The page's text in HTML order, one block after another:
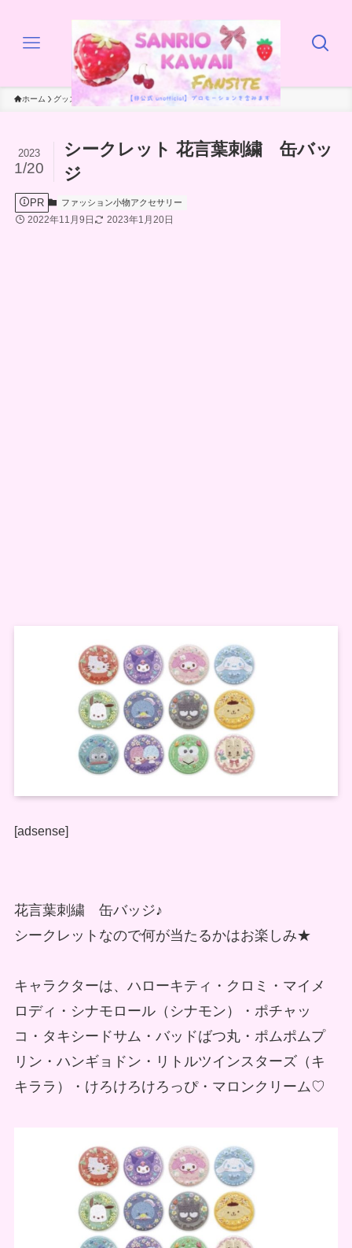
ホーム グッズ ファッション小物アクセサリー
シークレット 花言葉刺繍 缶バッ
ジ
2023
1/20
PR ファッション小物アクセサリー
2022年11月9日 2023年1月20日
[adsense]
花言葉刺繍 缶バッジ♪
シークレットなので何が当たるかはお楽しみ★
キャラクターは、ハローキティ・クロミ・マイメ
ロディ・シナモロール（シナモン）・ポチャッ
コ・タキシードサム・バッドばつ丸・ポムポムプ
リン・ハンギョドン・リトルツインスターズ（キ
キララ）・けろけろけろっぴ・マロンクリーム♡